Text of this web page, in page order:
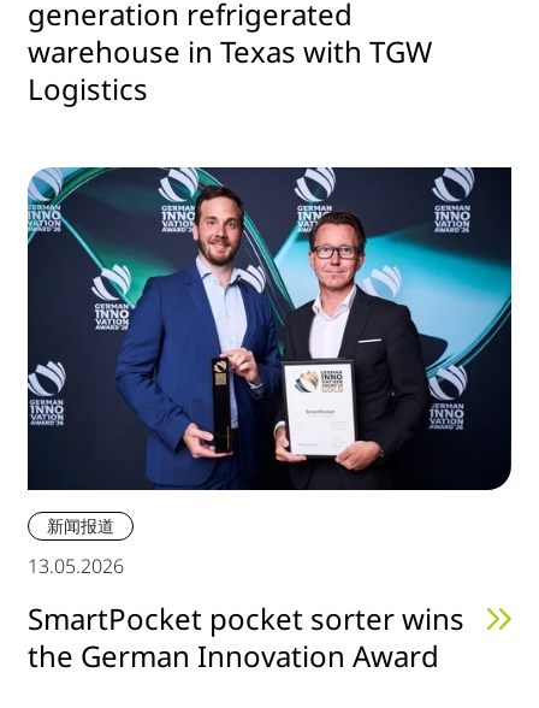
generation refrigerated
warehouse in Texas with TGW
Logistics
新闻报道
13.05.2026
SmartPocket pocket sorter wins
the German Innovation Award